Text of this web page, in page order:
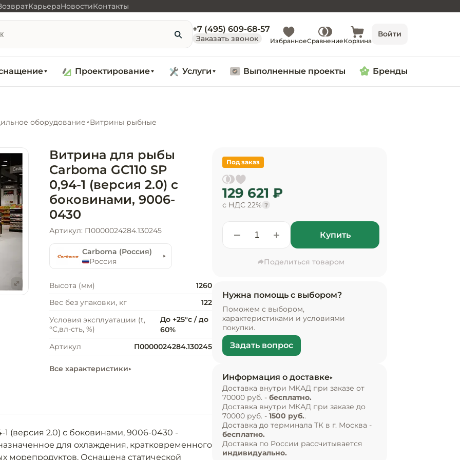
КарьераНовостиКонтакты
+7 (495) 609-68-57
Заказать звонок ИзбранноеСравнениеКорзина
Войти
Проектирование Услуги Выполненные проекты Бренды
оборудование Витрины рыбные
Витрина для рыбы
Carboma GC110 SP
0,94-1 (версия 2.0) с
боковинами, 9006-
0430
Артикул: П0000024284.130245
Carboma (Россия)
Россия
Высота (мм)
1260
Вес без упаковки, кг
122
Условия эксплуатации (t,
°C,вл-сть, %)
До +25°c / до
60%
Артикул
П0000024284.130245
Все характеристики
1 (версия 2.0) с боковинами, 9006-0430 -
для охлаждения, кратковременного
морепродуктов. Оснащена статической
129 621 ₽
с НДС 22% ?
Под заказ
Купить
Поделиться товаром
Нужна помощь с выбором?
Поможем с выбором,
характеристиками и условиями
покупки.
Задать вопрос
Информация о доставке
Доставка внутри МКАД при заказе от
70000 руб. - бесплатно.
Доставка внутри МКАД при заказе до
70000 руб. - 1500 руб..
Доставка до терминала ТК в г. Москва -
бесплатно.
Доставка по России рассчитывается
индивидуально.